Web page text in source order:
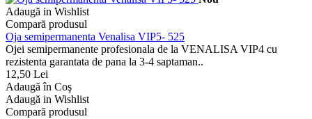
Adaugă in Wishlist
Compară produsul
Oja semipermanenta Venalisa VIP5- 525
Ojei semipermanente profesionala de la VENALISA VIP4 cu
rezistenta garantata de pana la 3-4 saptaman..
12,50 Lei
Adaugă în Coş
Adaugă in Wishlist
Compară produsul